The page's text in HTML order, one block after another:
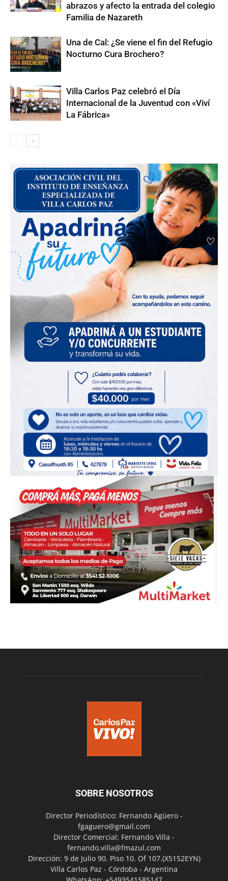
abrazos y afecto la entrada del colegio
Familia de Nazareth
Una de Cal: ¿Se viene el fin del Refugio
Nocturno Cura Brochero?
Villa Carlos Paz celebró el Día
Internacional de la Juventud con «Viví
La Fábrica»
SOBRE NOSOTROS
Director Periodístico: Fernando Agüero -
fgaguero@gmail.com
Director Comercial: Fernando Villa -
fernando.villa@fmazul.com
Dirección: 9 de Julio 90. Piso 10. Of 107.(X5152EYN)
Villa Carlos Paz - Córdoba - Argentina